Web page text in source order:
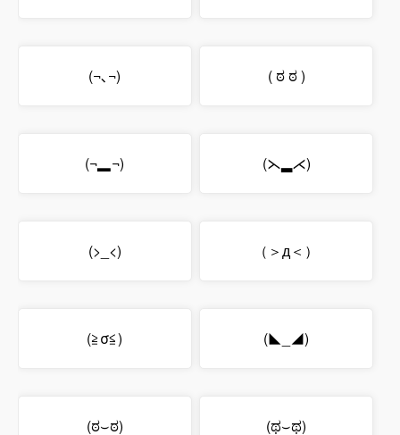
(¬､¬) ( ಠ ಠ )
(¬▂¬) (⋋▂⋌)
(>_<) （＞д＜）
(≧σ≦) (◣_◢)
(ಠ⌣ಠ) (ಥ⌣ಥ)